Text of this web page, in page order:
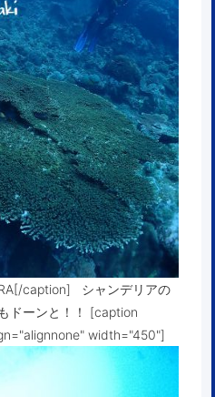
caption] シャンデリアの
ドーンと！！ [caption
width="450"]